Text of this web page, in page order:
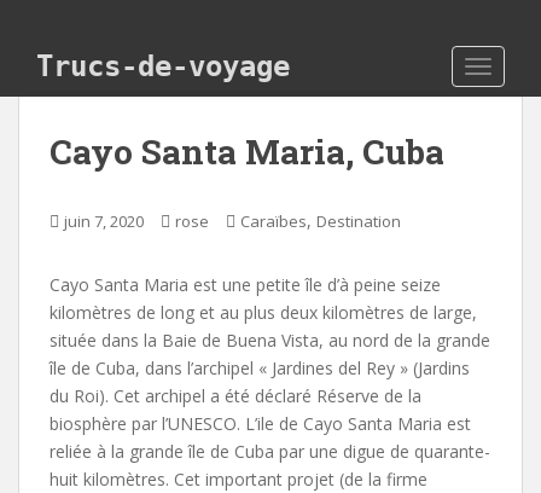
Trucs-de-voyage
Cayo Santa Maria, Cuba
juin 7, 2020 rose Caraïbes, Destination
Cayo Santa Maria est une petite île d’à peine seize
kilomètres de long et au plus deux kilomètres de large,
située dans la Baie de Buena Vista, au nord de la grande
île de Cuba, dans l’archipel « Jardines del Rey » (Jardins
du Roi). Cet archipel a été déclaré Réserve de la
biosphère par l’UNESCO. L’ile de Cayo Santa Maria est
reliée à la grande île de Cuba par une digue de quarante-
huit kilomètres. Cet important projet (de la firme